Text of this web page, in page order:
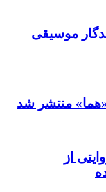
موسیقی
منتشر شد
از